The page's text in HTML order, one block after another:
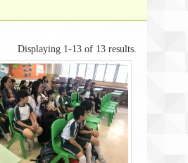
Displaying 1-13 of 13 results.